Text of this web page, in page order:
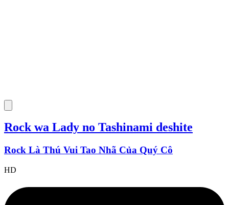
Rock wa Lady no Tashinami deshite
Rock Là Thú Vui Tao Nhã Của Quý Cô
HD